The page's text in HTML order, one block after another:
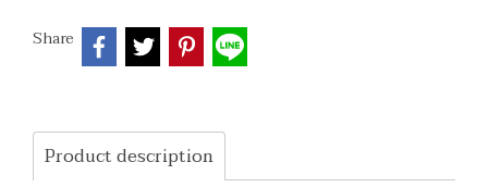
Share
Product description